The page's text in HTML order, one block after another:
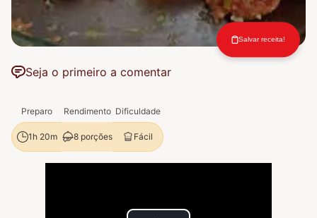
Seja o primeiro a comentar
Salvar receita!
Preparo Rendimento Dificuldade
1h 20m 8 porções Fácil